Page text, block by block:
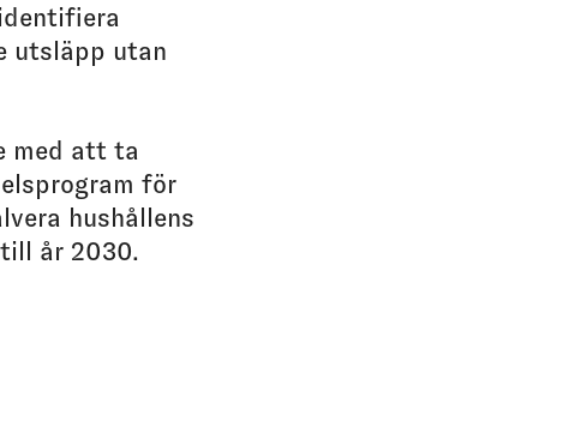
utsläpp utan
med att ta
för
hushållens
år 2030.